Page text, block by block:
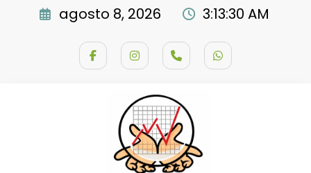
agosto 8, 2026 3:13:31 AM